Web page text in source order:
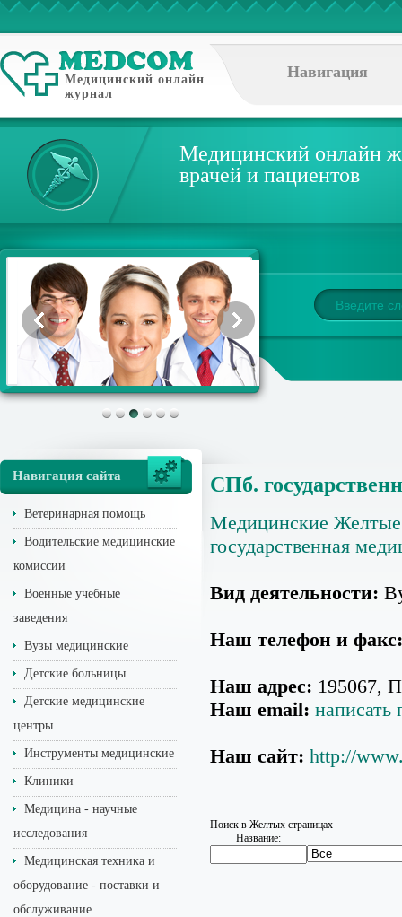
Медицинский онлайн
журнал
Навигация
Медицинский онлайн
врачей и пациентов
Навигация сайта
Ветеринарная помощь
Водительские медицинские
комиссии
Военные учебные
заведения
Вузы медицинские
Детские больницы
Детские медицинские
центры
Инструменты медицинские
Клиники
Медицина - научные
исследования
Медицинская техника и
оборудование - поставки и
обслуживание
СПб.
Медицинские
государственная
Вид деятельности:
Наш телефон и факс:
Наш адрес: 195067,
Наш email: написать
Наш сайт: http://
Поиск в Желтых страницах
Название: